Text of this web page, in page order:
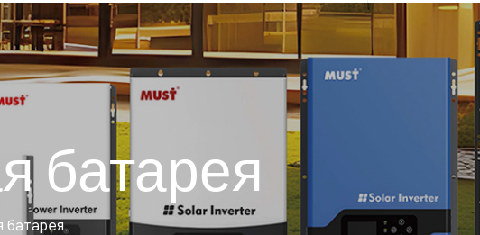
батарея
батарея